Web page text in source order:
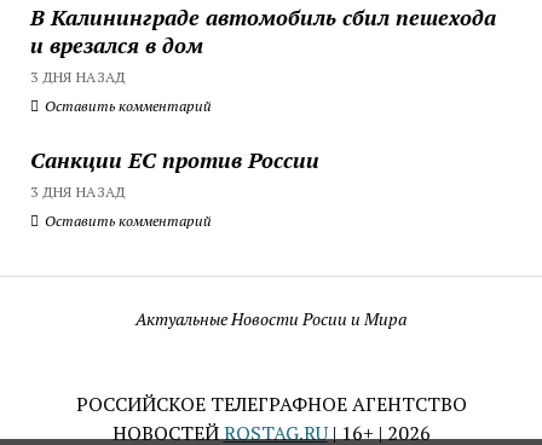
В Калининграде автомобиль сбил пешехода
и врезался в дом
3 ДНЯ НАЗАД
Оставить комментарий
Санкции ЕС против России
3 ДНЯ НАЗАД
Оставить комментарий
Актуальные Новости Росии и Мира
РОССИЙСКОЕ ТЕЛЕГРАФНОЕ АГЕНТСТВО
НОВОСТЕЙROSTAG.RU| 16+ | 2026